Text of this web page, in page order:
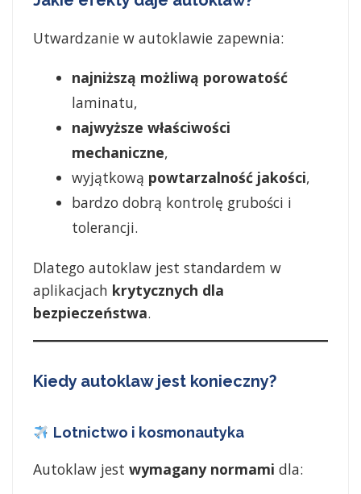
Utwardzanie w autoklawie zapewnia:
najniższą możliwą porowatość
laminatu,
najwyższe właściwości
mechaniczne,
wyjątkową powtarzalność jakości,
bardzo dobrą kontrolę grubości i
tolerancji.
Dlatego autoklaw jest standardem w
aplikacjach krytycznych dla
bezpieczeństwa.
Kiedy autoklaw jest konieczny?
Lotnictwo i kosmonautyka
Autoklaw jest wymagany normami dla: